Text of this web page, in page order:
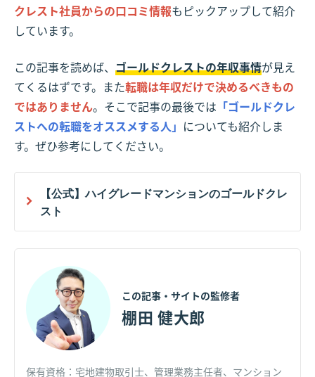
クレスト社員からの口コミ情報もピックアップして紹介
しています。
この記事を読めば、 ゴールドクレストの年収事情が見え
てくるはずです。また転職は年収だけで決めるべきもの
ではありません。そこで記事の最後では 「ゴールドクレ
ストへの転職をオススメする人」 についても紹介しま
す。ぜひ参考にしてください。
【公式】ハイグレードマンションのゴールドクレ
スト
この記事・サイトの監修者
棚田 健大郎
保有資格：宅地建物取引士、管理業務主任者、マンション